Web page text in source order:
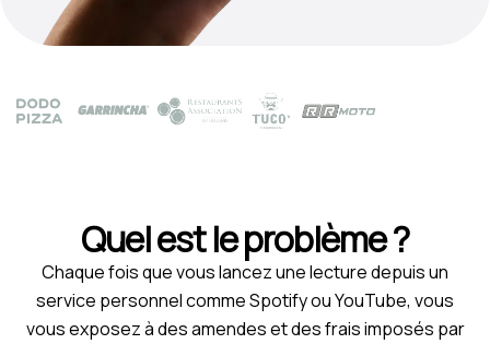
Quel est le problème ?
Chaque fois que vous lancez une lecture depuis un
service personnel comme Spotify ou YouTube, vous
vous exposez à des amendes et des frais imposés par